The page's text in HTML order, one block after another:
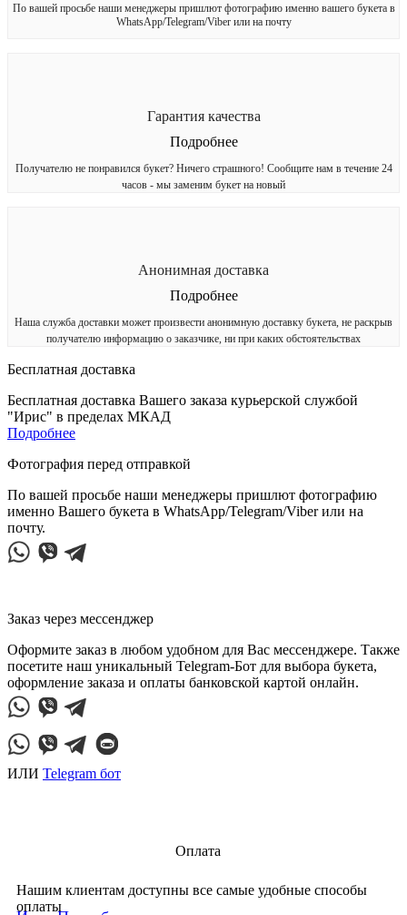
По вашей просьбе наши менеджеры пришлют фотографию именно вашего букета в
WhatsApp/Telegram/Viber или на почту
Гарантия качества
Подробнее
Получателю не понравился букет? Ничего страшного! Сообщите нам в течение 24
часов - мы заменим букет на новый
Анонимная доставка
Подробнее
Наша служба доставки может произвести анонимную доставку букета, не раскрыв
получателю информацию о заказчике, ни при каких обстоятельствах
Бесплатная доставка
Бесплатная доставка Вашего заказа курьерской службой
"Ирис" в пределах МКАД
Подробнее
Фотография перед отправкой
По вашей просьбе наши менеджеры пришлют фотографию
именно Вашего букета в WhatsApp/Telegram/Viber или на
почту.
Заказ через мессенджер
Оформите заказ в любом удобном для Вас мессенджере. Также
посетите наш уникальный Telegram-Бот для выбора букета,
оформление заказа и оплаты банковской картой онлайн.
ИЛИ Telegram бот
Оплата
Нашим клиентам доступны все самые удобные способы
оплаты